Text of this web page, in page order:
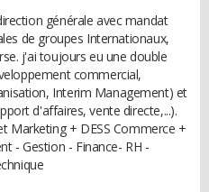
générale avec mandat
de groupes Internationaux,
j'ai toujours eu une double
commercial,
Interim Management) et
d'affaires, vente directe,...).
Marketing + DESS Commerce +
- Gestion - Finance- RH -